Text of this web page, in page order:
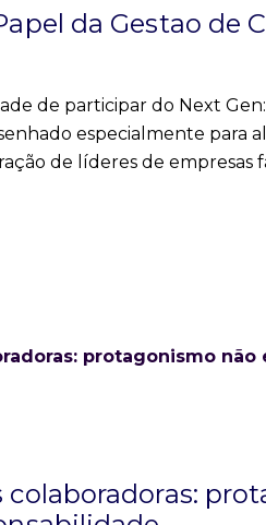
da Gestao de
de participar do Next
especialmente para
de líderes de empresas
colaboradoras: